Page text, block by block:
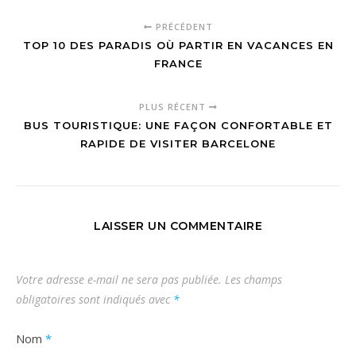
PRÉCÉDENT
TOP 10 DES PARADIS OÙ PARTIR EN VACANCES EN
FRANCE
PLUS RÉCENT
BUS TOURISTIQUE: UNE FAÇON CONFORTABLE ET
RAPIDE DE VISITER BARCELONE
LAISSER UN COMMENTAIRE
Votre adresse e-mail ne sera pas publiée. Les champs
obligatoires sont indiqués avec *
Nom *